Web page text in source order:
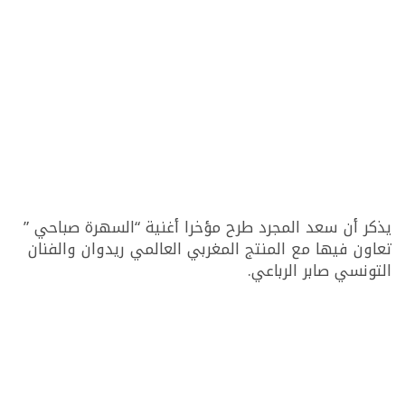
يذكر أن سعد المجرد طرح مؤخرا أغنية “السهرة صباحي ”
تعاون فيها مع المنتج المغربي العالمي ريدوان والفنان
التونسي صابر الرباعي.